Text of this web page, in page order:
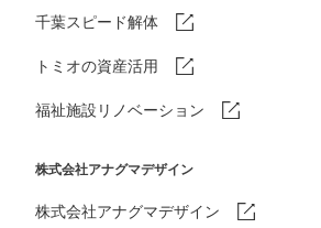
千葉スピード解体
トミオの資産活用
福祉施設リノベーション
株式会社アナグマデザイン
株式会社アナグマデザイン